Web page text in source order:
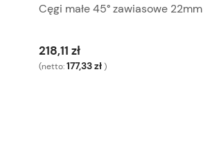
Cęgi małe 45° zawiasowe 22mm
218,11 zł
(netto:177,33 zł )